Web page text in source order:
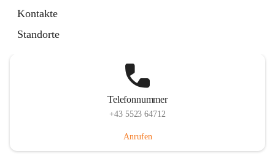
Kontakte
Standorte
Telefonnummer
+43 5523 64712
Anrufen